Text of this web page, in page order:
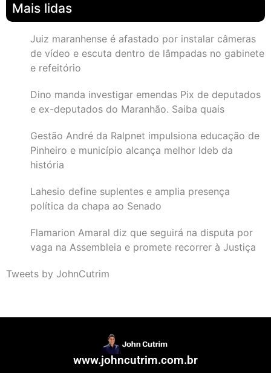
Mais lidas
Juiz maranhense é afastado por instalar câmeras
de vídeo e escuta dentro de lâmpadas no gabinete
e refeitório
Dino manda investigar emendas Pix de deputados
e ex-deputados do Maranhão. Saiba quais
Gestão André da Ralpnet impulsiona educação de
Pinheiro e município alcança melhor Ideb da
história
Lahesio define suplentes e amplia presença
política da chapa ao Senado
Flamarion Amaral diz que seguirá na disputa por
vaga na Assembleia e promete recorrer à Justiça
Tweets by JohnCutrim
www.johncutrim.com.br